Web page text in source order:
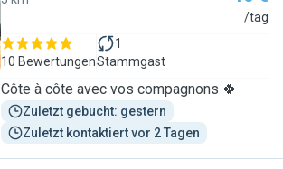
/tag
10 Bewertungen
1
Stammgast
Côte à côte avec vos compagnons 🍀
Zuletzt gebucht: gestern
Zuletzt kontaktiert vor 2 Tagen